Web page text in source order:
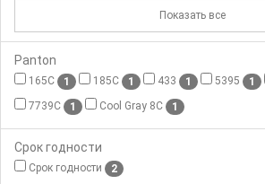
Показать все
Panton
165C 1 185C 1 433 1 5395 1
7739C
1 Cool Gray 8C 1
Срок годности
Срок годности 2